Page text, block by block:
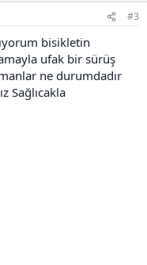
#3
bisikletin
ufak bir sürüş
ne durumdadır
Sağlıcakla